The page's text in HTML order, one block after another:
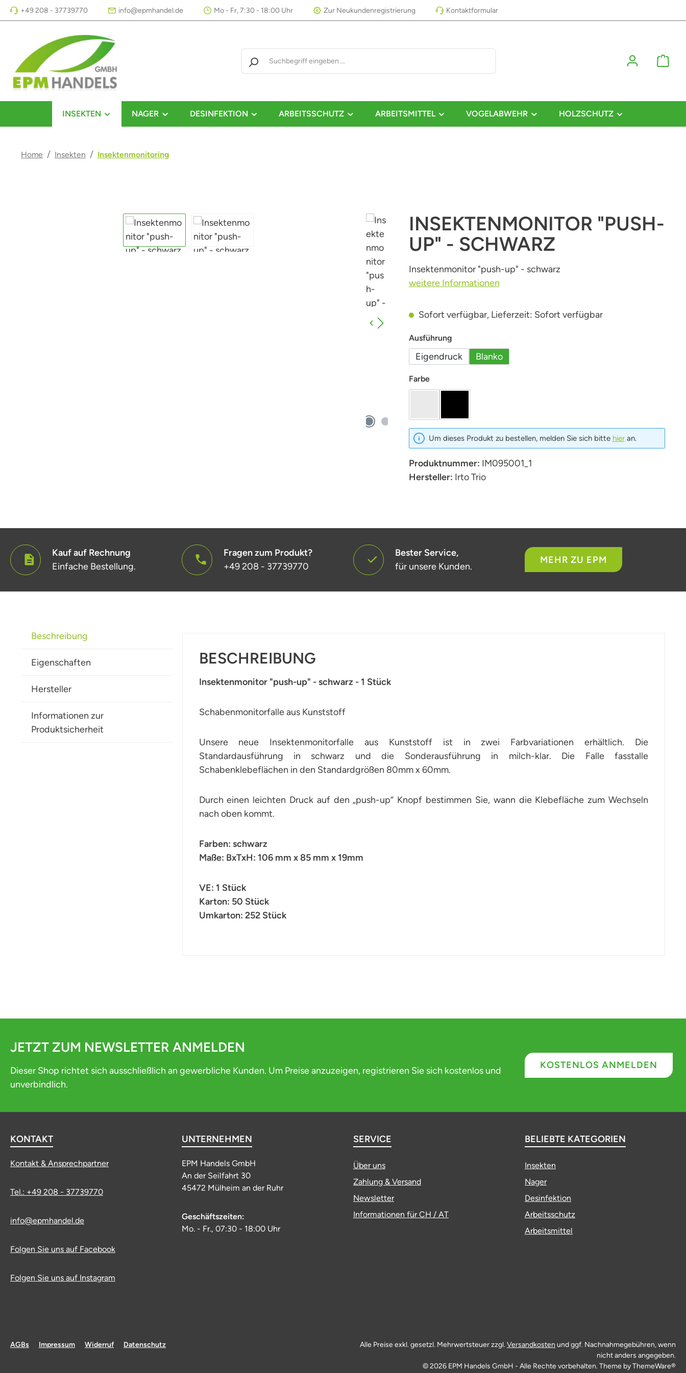
Hauptinhalt springen
Zur Suche springen
Zur Hauptnavigation springen
+49 208 - 37739770 info@epmhandel.de Mo - Fr, 7:30 - 18:00 Uhr Zur Neukundenregistrierung Kontaktformular
INSEKTEN NAGER DESINFEKTION ARBEITSSCHUTZ ARBEITSMITTEL VOGELABWEHR HOLZSCHUTZ
Home / Insekten / Insektenmonitoring
Bildergalerie überspringen
INSEKTENMONITOR "PUSH-
UP" - SCHWARZ
Insektenmonitor "push-up" - schwarz
weitere Informationen
Sofort verfügbar, Lieferzeit: Sofort verfügbar
Ausführungauswählen
Eigendruck Blanko
Farbeauswählen
Um dieses Produkt zu bestellen, melden Sie sich bitte hieran.
Produktnummer: IM095001_1
Hersteller: Irto Trio
Kauf auf Rechnung
Einfache Bestellung.
Fragen zum Produkt?
+49 208 - 37739770
Bester Service,
für unsere Kunden.
MEHR ZU EPM
Beschreibung
Eigenschaften
Hersteller
Informationen zur
Produktsicherheit
BESCHREIBUNG
Insektenmonitor "push-up" - schwarz - 1 Stück
Schabenmonitorfalle aus Kunststoff
Unsere neue Insektenmonitorfalle aus Kunststoff ist in zwei Farbvariationen erhältlich. Die
Standardausführung in schwarz und die Sonderausführung in milch-klar. Die Falle fasstalle
Schabenklebeflächen in den Standardgrößen 80mm x 60mm.
Durch einen leichten Druck auf den „push-up“ Knopf bestimmen Sie, wann die Klebefläche zum Wechseln
nach oben kommt.
Farben: schwarz
Maße: BxTxH: 106 mm x 85 mm x 19mm
VE: 1 Stück
Karton: 50 Stück
Umkarton: 252 Stück
JETZT ZUM NEWSLETTER ANMELDEN
Dieser Shop richtet sich ausschließlich an gewerbliche Kunden. Um Preise anzuzeigen, registrieren Sie sich kostenlos und
unverbindlich.
KOSTENLOS ANMELDEN
KONTAKT
Kontakt & Ansprechpartner
Tel.: +49 208 - 37739770
info@epmhandel.de
Folgen Sie uns auf Facebook
Folgen Sie uns auf Instagram
UNTERNEHMEN
EPM Handels GmbH
An der Seilfahrt 30
45472 Mülheim an der Ruhr
Geschäftszeiten:
Mo. - Fr., 07:30 - 18:00 Uhr
SERVICE
Über uns
Zahlung & Versand
Newsletter
Informationen für CH / AT
BELIEBTE KATEGORIEN
Insekten
Nager
Desinfektion
Arbeitsschutz
Arbeitsmittel
AGBs Impressum Widerruf Datenschutz Alle Preise exkl. gesetzl. Mehrwertsteuer zzgl. Versandkosten und ggf. Nachnahmegebühren, wenn
nicht anders angegeben.
© 2026 EPM Handels GmbH - Alle Rechte vorbehalten. Theme byThemeWare®